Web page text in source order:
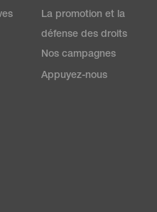
La promotion et la
défense des droits
Nos campagnes
Appuyez-nous